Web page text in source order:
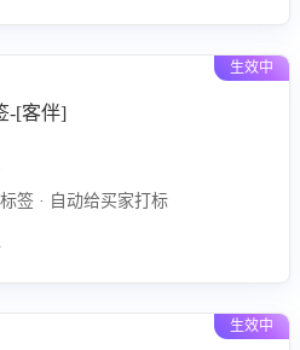
生效中
-[客伴]
签 · 自动给买家打标
生效中